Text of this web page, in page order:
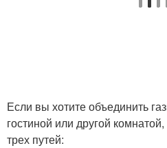
Если вы хотите объединить
гостиной или другой
трех путей: